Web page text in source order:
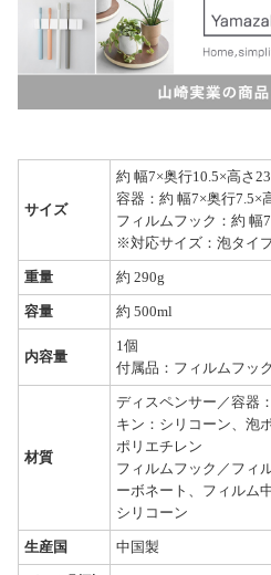
サイズ
約 幅7×奥行10.5×高さ
容器：約 幅7×奥行7.5×
フィルムフック：約 幅
※対応サイズ：泡タイ
重量 約 290g
容量 約 500ml
内容量
1個
付属品：フィルムフッ
材質
ディスペンサー／容器
キン：シリコーン、泡
ポリエチレン
フィルムフック／フィ
ーボネート、フィルム
シリコーン
生産国 中国製